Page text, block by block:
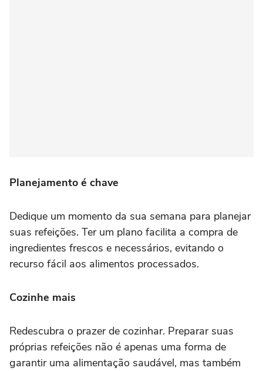
Planejamento é chave
Dedique um momento da sua semana para planejar
suas refeições. Ter um plano facilita a compra de
ingredientes frescos e necessários, evitando o
recurso fácil aos alimentos processados.
Cozinhe mais
Redescubra o prazer de cozinhar. Preparar suas
próprias refeições não é apenas uma forma de
garantir uma alimentação saudável, mas também